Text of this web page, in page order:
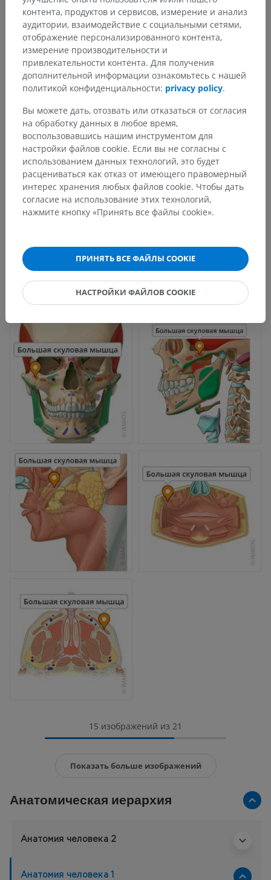
15 изображений из 21
Показать больше изображений
Анатомическая иерархия
Анатомия человека 2
Анатомия человека 1
контента, продуктов и сервисов, измерение и анализ
аудитории, взаимодействие с социальными сетями,
отображение персонализированного контента,
измерение производительности и
привлекательности контента. Для получения
дополнительной информации ознакомьтесь с нашей
политикой конфиденциальности: privacy policy.
Вы можете дать, отозвать или отказаться от согласия
на обработку данных в любое время,
воспользовавшись нашим инструментом для
настройки файлов cookie. Если вы не согласны с
использованием данных технологий, это будет
расцениваться как отказ от имеющего правомерный
интерес хранения любых файлов cookie. Чтобы дать
согласие на использование этих технологий,
нажмите кнопку «Принять все файлы cookie».
ПРИНЯТЬ ВСЕ ФАЙЛЫ COOKIE
НАСТРОЙКИ ФАЙЛОВ COOKIE